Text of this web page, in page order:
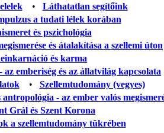
• Láthatatlan segítőink
a tudati lélek korában
és pszichológia
és átalakítása a szellemi úton
és karma
emberiség és az állatvilág kapcsolata
• Szellemtudomány (vegyes)
- az ember valós
Grál és Szent Korona
a szellemtudomány tükrében